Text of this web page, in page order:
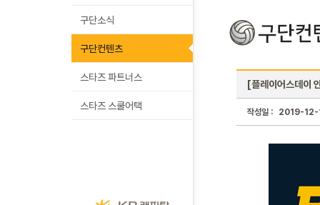
구단소식
구단컨텐츠
스타즈 파트너스
스타즈 스쿨어택
[플레이어스데이
작성일 : 2019-12-